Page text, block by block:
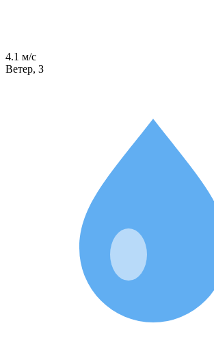
4.1 м/с
Ветер, З